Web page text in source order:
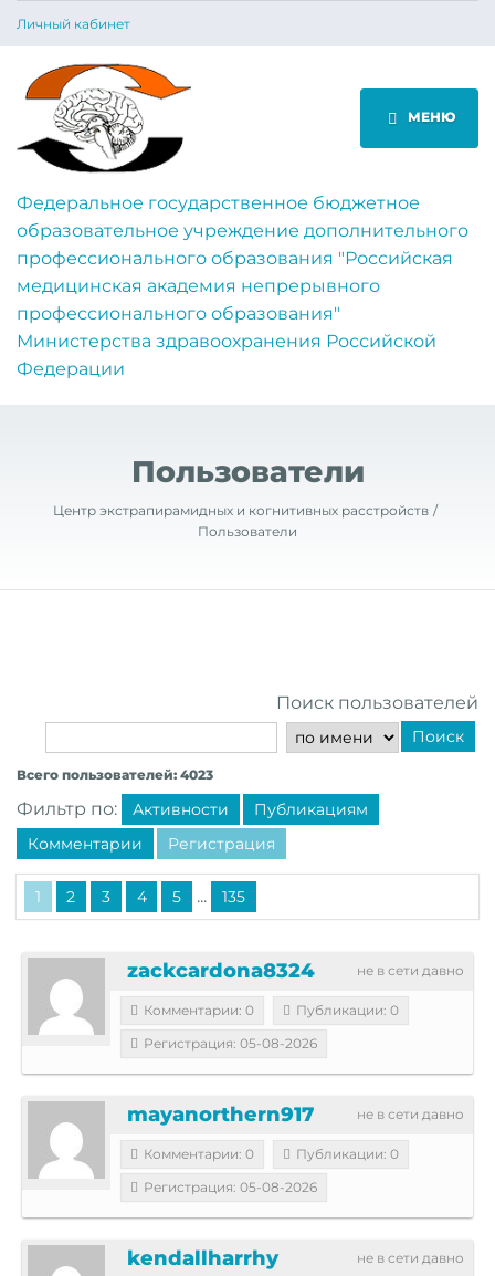
Личный кабинет
МЕНЮ
Федеральное государственное бюджетное
образовательное учреждение дополнительного
профессионального образования "Российская
медицинская академия непрерывного
профессионального образования"
Министерства здравоохранения Российской
Федерации
Пользователи
Центр экстрапирамидных и когнитивных расстройств
Пользователи
Поиск пользователей
Поиск
Всего пользователей: 4023
Фильтр по: Активности
Публикациям
Комментарии
Регистрация
1 2 3 4 5 ... 135
не в сети давно
zackcardona8324
Комментарии: 0
Публикации: 0
Регистрация: 05-08-2026
не в сети давно
mayanorthern917
Комментарии: 0
Публикации: 0
Регистрация: 05-08-2026
не в сети давно
kendallharrhy